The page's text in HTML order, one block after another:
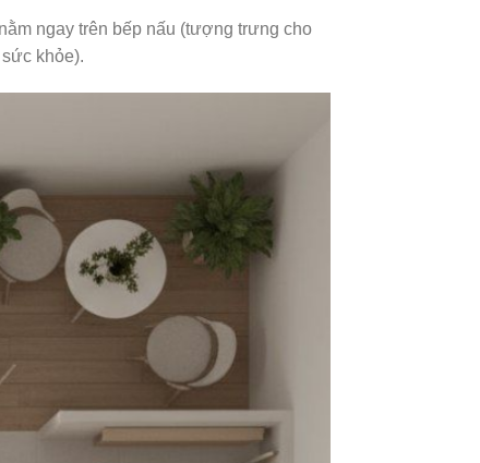
ngay trên bếp nấu (tượng trưng cho
khỏe).